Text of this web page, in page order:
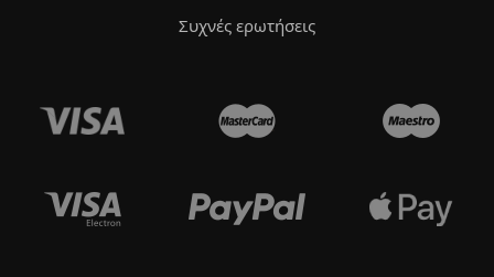
Συχνές ερωτήσεις